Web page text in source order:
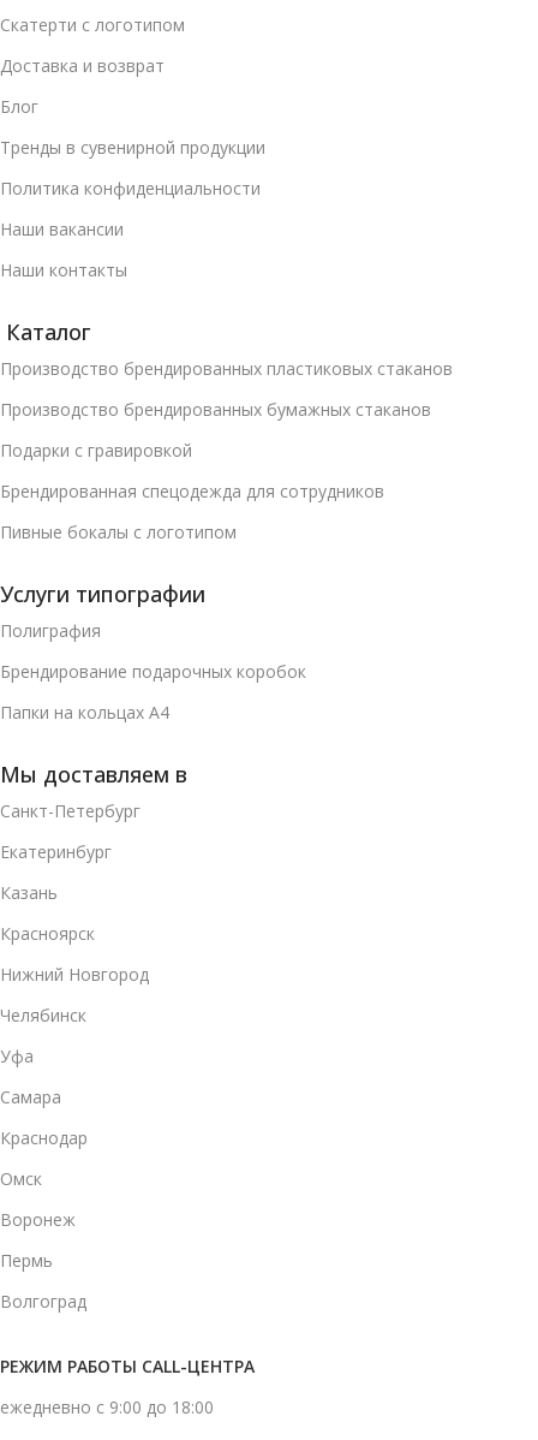
Скатерти с логотипом
Доставка и возврат
Блог
Тренды в сувенирной продукции
Политика конфиденциальности
Наши вакансии
Наши контакты
Каталог
Производство брендированных пластиковых стаканов
Производство брендированных бумажных стаканов
Подарки с гравировкой
Брендированная спецодежда для сотрудников
Пивные бокалы с логотипом
Услуги типографии
Полиграфия
Брендирование подарочных коробок
Папки на кольцах А4
Мы доставляем в
Санкт-Петербург
Екатеринбург
Казань
Красноярск
Нижний Новгород
Челябинск
Уфа
Самара
Краснодар
Омск
Воронеж
Пермь
Волгоград
РЕЖИМ РАБОТЫ CALL-ЦЕНТРА
ежедневно с 9:00 до 18:00